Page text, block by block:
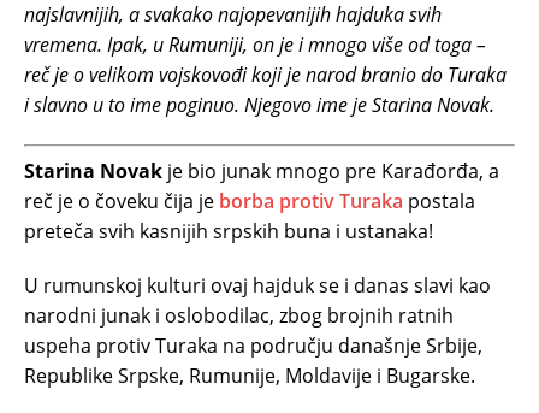
najslavnijih, a svakako najopevanijih hajduka svih
vremena. Ipak, u Rumuniji, on je i mnogo više od toga –
reč je o velikom vojskovođi koji je narod branio do Turaka
i slavno u to ime poginuo. Njegovo ime je Starina Novak.
Starina Novak je bio junak mnogo pre Karađorđa, a
reč je o čoveku čija je borba protiv Turaka postala
preteča svih kasnijih srpskih buna i ustanaka!
U rumunskoj kulturi ovaj hajduk se i danas slavi kao
narodni junak i oslobodilac, zbog brojnih ratnih
uspeha protiv Turaka na području današnje Srbije,
Republike Srpske, Rumunije, Moldavije i Bugarske.